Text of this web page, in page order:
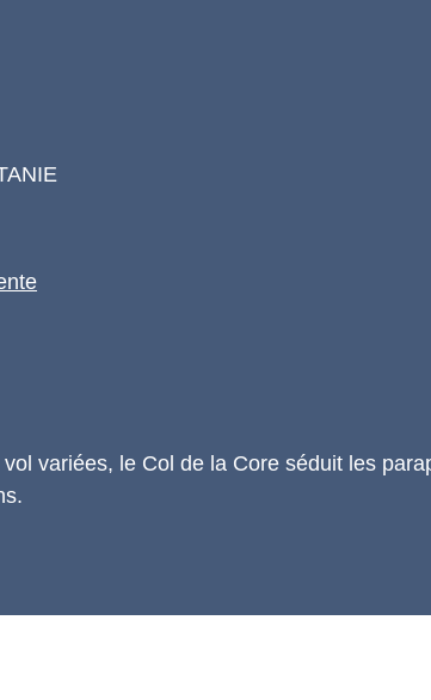
variées, le Col de la Core séduit les